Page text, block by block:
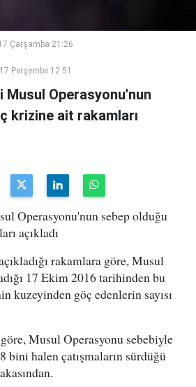
Çarşamba 21:26
Perşembe 12:51
Operasyonu'nun
krizine ait rakamları
Operasyonu'nun sebep olduğu
açıkladı
rakamlara göre, Musul
17 Ekim 2016 tarihinden bu
kuzeyinden göç edenlerin sayısı
Musul Operasyonu sebebiyle
bini halen çatışmaların sürdüğü